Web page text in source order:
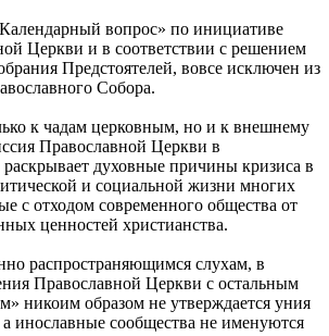
вопрос» по инициативе
Церкви и в соответствии с решением
Предстоятелей, вовсе исключен из
Собора.
к чадам церковным, но и к внешнему
Православной Церкви в
духовные причины кризиса в
и социальной жизни многих
с отходом современного общества от
ценностей христианства.
распространяющимся слухам, в
Православной Церкви с остальным
никоим образом не утверждается уния
инославные сообщества не именуются